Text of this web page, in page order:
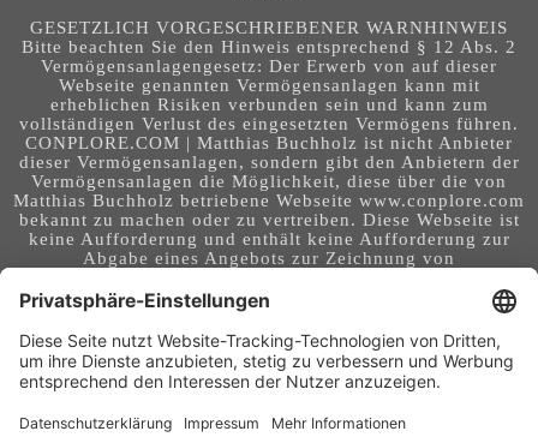
GESETZLICH VORGESCHRIEBENER WARNHINWEIS
Bitte beachten Sie den Hinweis entsprechend § 12 Abs. 2
Vermögensanlagengesetz: Der Erwerb von auf dieser
Webseite genannten Vermögensanlagen kann mit
erheblichen Risiken verbunden sein und kann zum
vollständigen Verlust des eingesetzten Vermögens führen.
CONPLORE.COM | Matthias Buchholz ist nicht Anbieter
dieser Vermögensanlagen, sondern gibt den Anbietern der
Vermögensanlagen die Möglichkeit, diese über die von
Matthias Buchholz betriebene Webseite www.conplore.com
bekannt zu machen oder zu vertreiben. Diese Webseite ist
keine Aufforderung und enthält keine Aufforderung zur
Abgabe eines Angebots zur Zeichnung von
über Vermögensanlagen. Die Webseite richtet sich an ein
internationales Publikum. Sie stellt keine Beratung,
Anlageberatung, Rechtsberatung, Steuerberatung,
Kaufaufforderung oder sonstige Empfehlung dar - es
handelt sich um Werbung. Ob die in auf dieser Webseite
genannten Informationen, Anlagemöglichkeiten,
Instrumente in Ihrem Land rechtskonform (nutzbar) sind